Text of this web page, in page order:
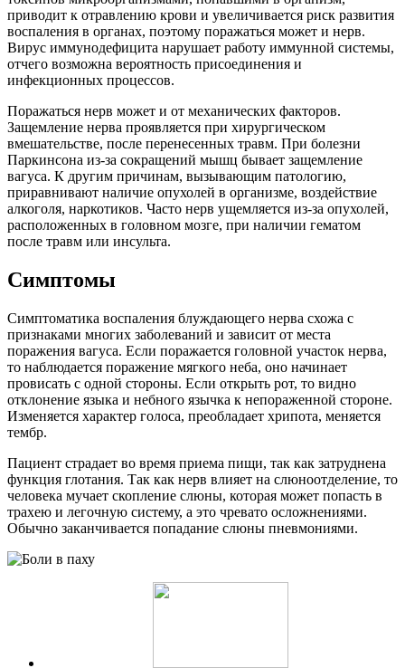
приводит к отравлению крови и увеличивается риск развития
воспаления в органах, поэтому поражаться может и нерв.
Вирус иммунодефицита нарушает работу иммунной системы,
отчего возможна вероятность присоединения и
инфекционных процессов.
Поражаться нерв может и от механических факторов.
Защемление нерва проявляется при хирургическом
вмешательстве, после перенесенных травм. При болезни
Паркинсона из-за сокращений мышц бывает защемление
вагуса. К другим причинам, вызывающим патологию,
приравнивают наличие опухолей в организме, воздействие
алкоголя, наркотиков. Часто нерв ущемляется из-за опухолей,
расположенных в головном мозге, при наличии гематом
после травм или инсульта.
Симптомы
Симптоматика воспаления блуждающего нерва схожа с
признаками многих заболеваний и зависит от места
поражения вагуса. Если поражается головной участок нерва,
то наблюдается поражение мягкого неба, оно начинает
провисать с одной стороны. Если открыть рот, то видно
отклонение языка и небного язычка к непораженной стороне.
Изменяется характер голоса, преобладает хрипота, меняется
тембр.
Пациент страдает во время приема пищи, так как затруднена
функция глотания. Так как нерв влияет на слюноотделение, то
человека мучает скопление слюны, которая может попасть в
трахею и легочную систему, а это чревато осложнениями.
Обычно заканчивается попадание слюны пневмониями.